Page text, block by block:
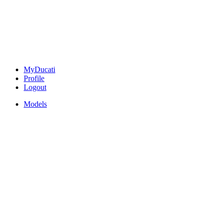
MyDucati
Profile
Logout
Models